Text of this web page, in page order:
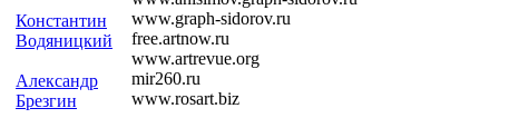
Константин
Водяницкий
Александр
Брезгин
www.graph-sidorov.ru
free.artnow.ru
www.artrevue.org
mir260.ru
www.rosart.biz